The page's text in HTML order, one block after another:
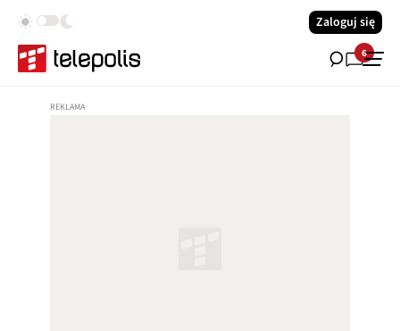
Zaloguj się
6